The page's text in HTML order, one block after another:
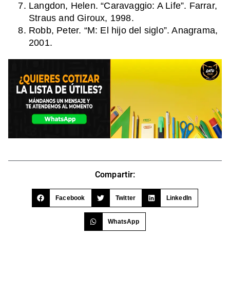
Langdon, Helen. “Caravaggio: A Life”. Farrar,
Straus and Giroux, 1998.
Robb, Peter. “M: El hijo del siglo”. Anagrama,
2001.
Compartir:
Facebook Twitter LinkedIn
WhatsApp